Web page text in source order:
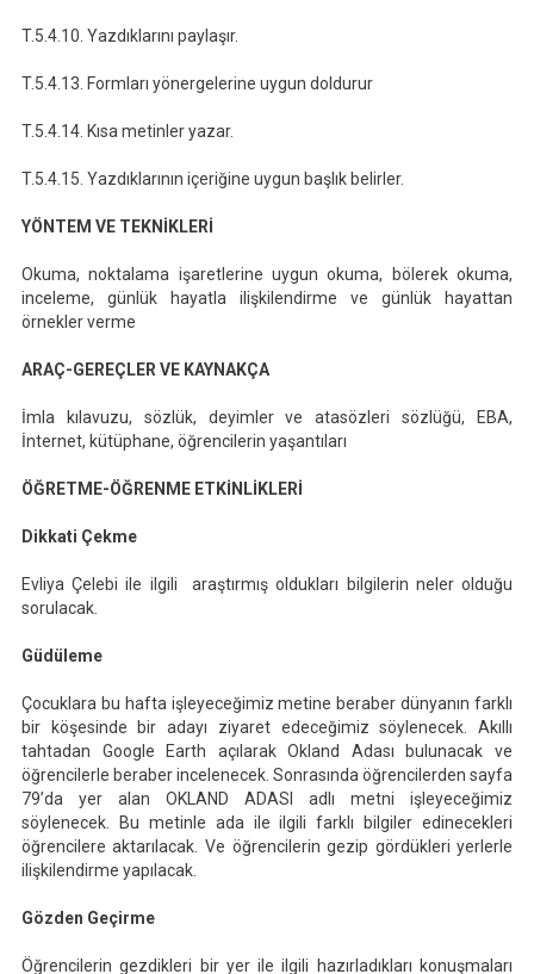
T.5.4.10. Yazdıklarını paylaşır.
T.5.4.13. Formları yönergelerine uygun doldurur
T.5.4.14. Kısa metinler yazar.
T.5.4.15. Yazdıklarının içeriğine uygun başlık belirler.
YÖNTEM VE TEKNİKLERİ
Okuma, noktalama işaretlerine uygun okuma, bölerek okuma,
inceleme, günlük hayatla ilişkilendirme ve günlük hayattan
örnekler verme
ARAÇ-GEREÇLER VE KAYNAKÇA
İmla kılavuzu, sözlük, deyimler ve atasözleri sözlüğü, EBA,
İnternet, kütüphane, öğrencilerin yaşantıları
ÖĞRETME-ÖĞRENME ETKİNLİKLERİ
Dikkati Çekme
Evliya Çelebi ile ilgili araştırmış oldukları bilgilerin neler olduğu
sorulacak.
Güdüleme
Çocuklara bu hafta işleyeceğimiz metine beraber dünyanın farklı
bir köşesinde bir adayı ziyaret edeceğimiz söylenecek. Akıllı
tahtadan Google Earth açılarak Okland Adası bulunacak ve
öğrencilerle beraber incelenecek. Sonrasında öğrencilerden sayfa
79’da yer alan OKLAND ADASI adlı metni işleyeceğimiz
söylenecek. Bu metinle ada ile ilgili farklı bilgiler edinecekleri
öğrencilere aktarılacak. Ve öğrencilerin gezip gördükleri yerlerle
ilişkilendirme yapılacak.
Gözden Geçirme
Öğrencilerin gezdikleri bir yer ile ilgili hazırladıkları konuşmaları